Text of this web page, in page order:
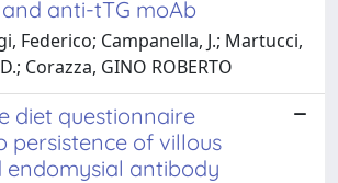
anti-tTG moAb
Federico; Campanella, J.; Martucci,
Corazza, GINO ROBERTO
diet questionnaire
persistence of villous
antibody